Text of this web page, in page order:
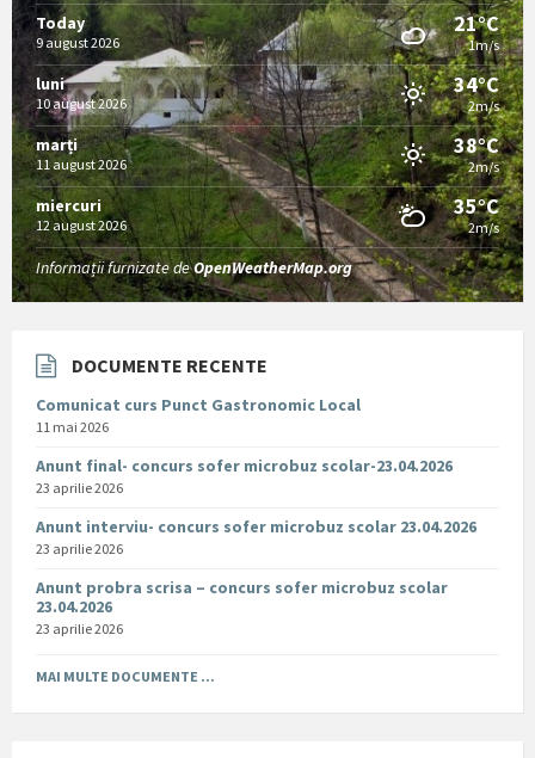
Today
9 august 2026
21°C
1m/s
luni
10 august 2026
34°C
2m/s
marți
11 august 2026
38°C
2m/s
miercuri
12 august 2026
35°C
2m/s
Informații furnizate deOpenWeatherMap.org
DOCUMENTE RECENTE
Comunicat curs Punct Gastronomic Local
11 mai 2026
Anunt final- concurs sofer microbuz scolar-23.04.2026
23 aprilie 2026
Anunt interviu- concurs sofer microbuz scolar 23.04.2026
23 aprilie 2026
Anunt probra scrisa – concurs sofer microbuz scolar
23.04.2026
23 aprilie 2026
MAI MULTE DOCUMENTE ...